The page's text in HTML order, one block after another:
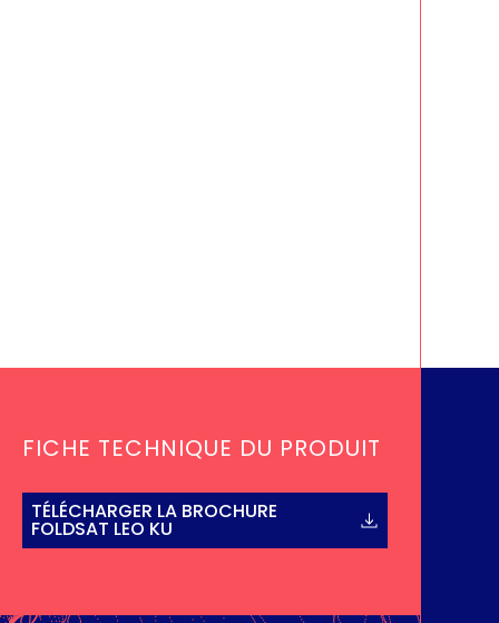
FICHE TECHNIQUE DU PRODUIT
TÉLÉCHARGER LA BROCHURE
FOLDSAT LEO KU